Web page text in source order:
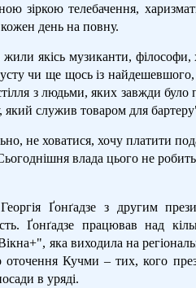
зіркою телебачення,
день на повну.
якісь музиканти,
чи ще щось із
з людьми, яких завжди
служив товаром для
не ховатися, хочу платити
влада цього не
Ґонґадзе з другим
Ґонґадзе працював над
яка виходила на
оточення Кучми – тих, кого
в уряді.